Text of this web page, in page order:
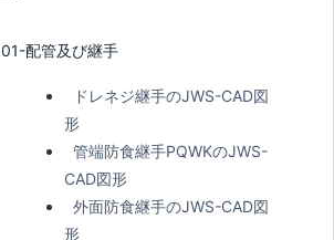
01-配管及び継手
ドレネジ継手のJWS-CAD図
形
管端防食継手PQWKのJWS-
CAD図形
外面防食継手のJWS-CAD図
形